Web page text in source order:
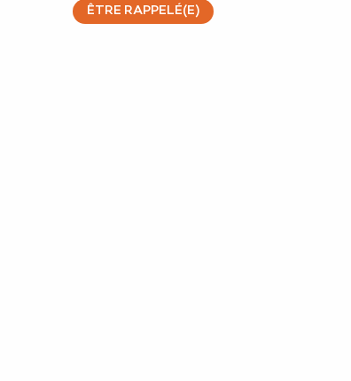
ÊTRE RAPPELÉ(E)